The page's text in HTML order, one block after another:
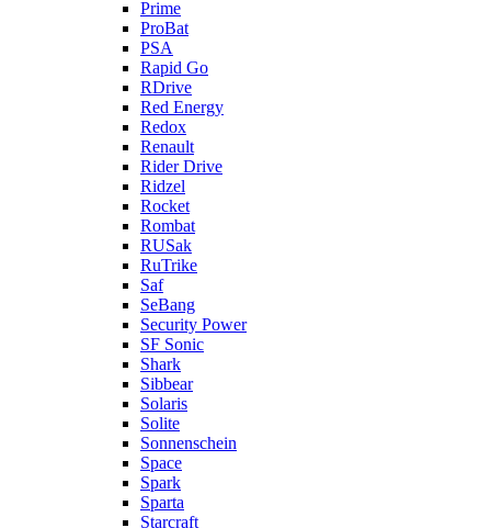
Prime
ProBat
PSA
Rapid Go
RDrive
Red Energy
Redox
Renault
Rider Drive
Ridzel
Rocket
Rombat
RUSak
RuTrike
Saf
SeBang
Security Power
SF Sonic
Shark
Sibbear
Solaris
Solite
Sonnenschein
Space
Spark
Sparta
Starcraft